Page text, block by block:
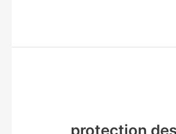
protection
vaches